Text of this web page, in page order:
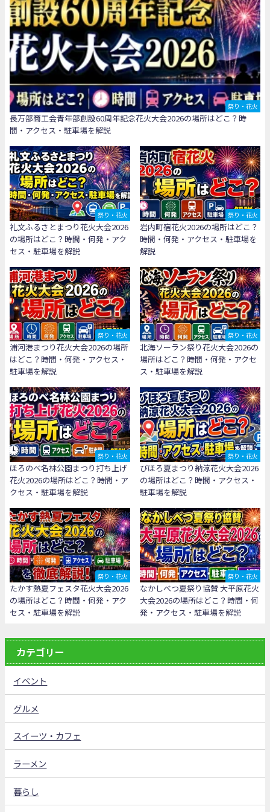
祭り・花火
長万部商工会青年部創設60周年記念花火大会2026の場所はどこ？時
間・アクセス・駐車場を解説
祭り・花火
礼文ふるさとまつり花火大会2026
の場所はどこ？時間・何発・アク
セス・駐車場を解説
祭り・花火
岩内町宿花火2026の場所はどこ？
時間・何発・アクセス・駐車場を
解説
祭り・花火
浦河港まつり花火大会2026の場所
はどこ？時間・何発・アクセス・
駐車場を解説
祭り・花火
北海ソーラン祭り花火大会2026の
場所はどこ？時間・何発・アクセ
ス・駐車場を解説
祭り・花火
ほろのべ名林公園まつり打ち上げ
花火2026の場所はどこ？時間・ア
クセス・駐車場を解説
祭り・花火
びほろ夏まつり納涼花火大会2026
の場所はどこ？時間・アクセス・
駐車場を解説
祭り・花火
たかす熱夏フェスタ花火大会2026
の場所はどこ？時間・何発・アク
セス・駐車場を解説
祭り・花火
なかしべつ夏祭り協賛 大平原花火
大会2026の場所はどこ？時間・何
発・アクセス・駐車場を解説
カテゴリー
イベント
グルメ
スイーツ・カフェ
ラーメン
暮らし